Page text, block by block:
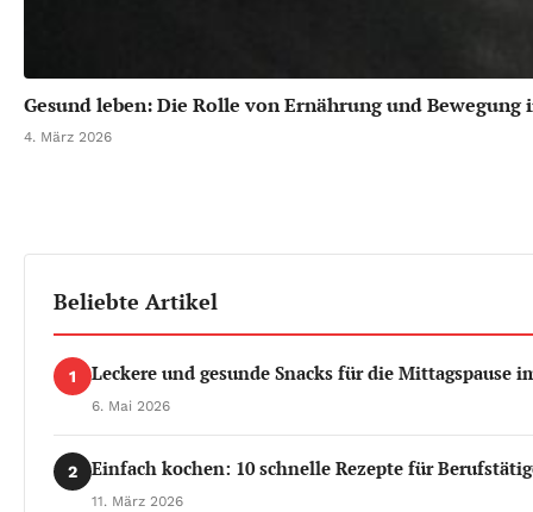
Gesund leben: Die Rolle von Ernährung und Bewegung
4. März 2026
Beliebte Artikel
1 Leckere und gesunde Snacks für die Mittagspause
6. Mai 2026
2 Einfach kochen: 10 schnelle Rezepte für
11. März 2026